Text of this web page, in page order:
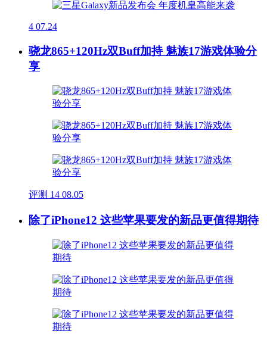
4 07.24
骁龙865+120Hz双Buff加持 魅族17游戏体验分
享
评测 14 08.05
除了iPhone12 这些苹果要发的新品更值得期待